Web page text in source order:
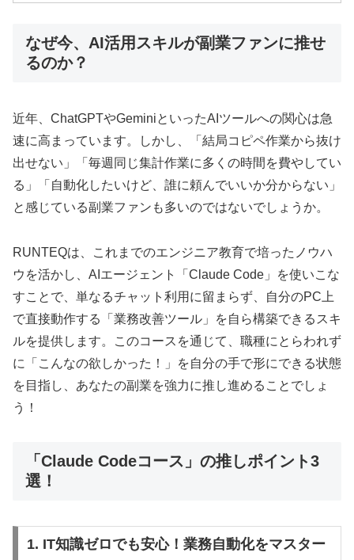
なぜ今、AI活用スキルが副業ファンに推せ
るのか？
近年、ChatGPTやGeminiといったAIツールへの関心は急
速に高まっています。しかし、「結局コピペ作業から抜け
出せない」「毎週同じ集計作業に多くの時間を費やしてい
る」「自動化したいけど、誰に頼んでいいか分からない」
と感じている副業ファンも多いのではないでしょうか。
RUNTEQは、これまでのエンジニア教育で培ったノウハ
ウを活かし、AIエージェント「Claude Code」を使いこな
すことで、単なるチャット利用に留まらず、自分のPC上
で直接動作する「業務改善ツール」を自ら構築できるスキ
ルを提供します。このコースを通じて、職種にとらわれず
に「こんなの欲しかった！」を自分の手で形にできる状態
を目指し、あなたの副業を強力に推し進めることでしょ
う！
「Claude Codeコース」の推しポイント3
選！
1. IT知識ゼロでも安心！業務自動化をマスター